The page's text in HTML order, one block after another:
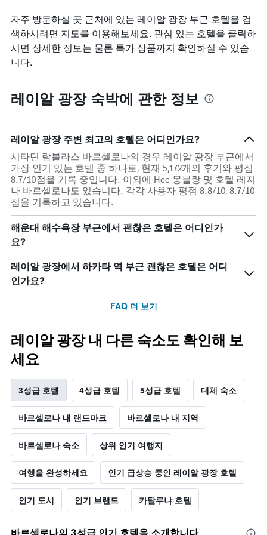
자주 방문하실 곳 근처에 있는 레이알 광장 부근 호텔을 검
색하시려면 지도를 이용해보세요. 관심 있는 호텔을 클릭하
시면 상세한 정보는 물론 특가 상품까지 확인하실 수 있습
니다.
레이알 광장 숙박에 관한 정보
레이알 광장 주변 최고의 호텔은 어디인가요?
시타딘 람블라스 바르셀로나의 경우 레이알 광장 부근에서
가장 인기 있는 호텔 중 하나로, 현재 5,172개의 후기와 평점
8.7/10점을 기록 중입니다. 이외에 Hcc 몽블랑 및 호텔 레지
나 바르셀로나도 있습니다. 각각 사용자 평점 8.8/10, 8.7/10
점을 기록하고 있습니다.
해운대 해수욕장 부근에서 괜찮은 호텔은 어디인가
요?
레이알 광장에서 하카타 역 부근 괜찮은 호텔은 어디
인가요?
FAQ 더 보기
레이알 광장 내 다른 숙소도 확인해 보
세요
3성급 호텔 4성급 호텔 5성급 호텔 대체 숙소
바르셀로나 내 랜드마크 바르셀로나 내 지역
바르셀로나 숙소 상위 인기 여행지
여행을 완성하세요 인기 급상승 중인 레이알 광장 호텔
인기 도시 인기 브랜드 카탈루냐 호텔